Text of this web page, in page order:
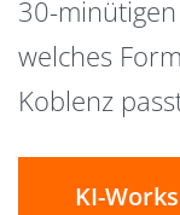
30-
welches
Koblenz
KI-